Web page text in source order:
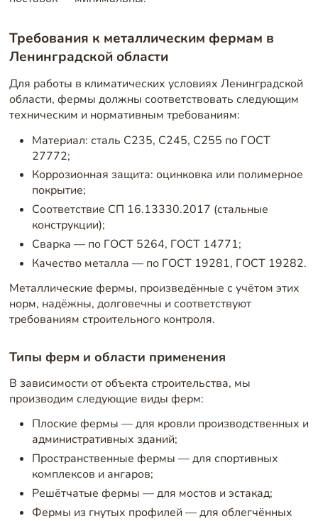
Требования к металлическим фермам в
Ленинградской области
Для работы в климатических условиях Ленинградской
области, фермы должны соответствовать следующим
техническим и нормативным требованиям:
Материал: сталь С235, С245, С255 по ГОСТ
27772;
Коррозионная защита: оцинковка или полимерное
покрытие;
Соответствие СП 16.13330.2017 (стальные
конструкции);
Сварка — по ГОСТ 5264, ГОСТ 14771;
Качество металла — по ГОСТ 19281, ГОСТ 19282.
Металлические фермы, произведённые с учётом этих
норм, надёжны, долговечны и соответствуют
требованиям строительного контроля.
Типы ферм и области применения
В зависимости от объекта строительства, мы
производим следующие виды ферм:
Плоские фермы — для кровли производственных и
административных зданий;
Пространственные фермы — для спортивных
комплексов и ангаров;
Решётчатые фермы — для мостов и эстакад;
Фермы из гнутых профилей — для облегчённых